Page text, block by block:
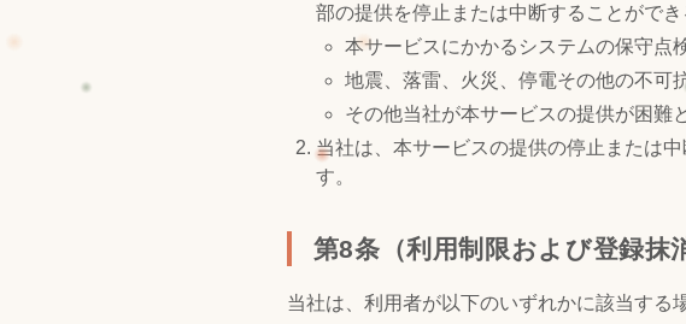
部の提供を停止または中断することができ
本サービスにかかるシステムの保守点
地震、落雷、火災、停電その他の不可
その他当社が本サービスの提供が困難
当社は、本サービスの提供の停止または
す。
第8条（利用制限および登録抹
当社は、利用者が以下のいずれかに該当する